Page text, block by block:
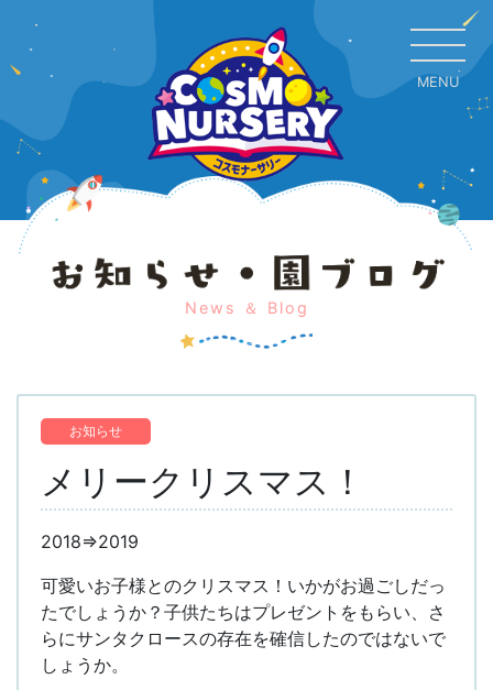
MENU
News ＆ Blog
お知らせ
メリークリスマス！
2018⇒2019
可愛いお子様とのクリスマス！いかがお過ごしだっ
たでしょうか？子供たちはプレゼントをもらい、さ
らにサンタクロースの存在を確信したのではないで
しょうか。